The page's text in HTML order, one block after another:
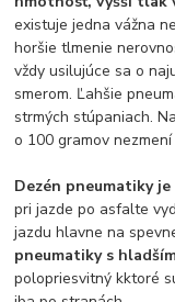
existuje jedna vážna
horšie tlmenie
vždy usilujúce sa o
smerom. Ľahšie
strmých stúpaniach.
o 100 gramov nezmení
Dezén pneumatiky
pri jazde po asfalte
jazdu hlavne na
pneumatiky s
polopriesvitný kktoré